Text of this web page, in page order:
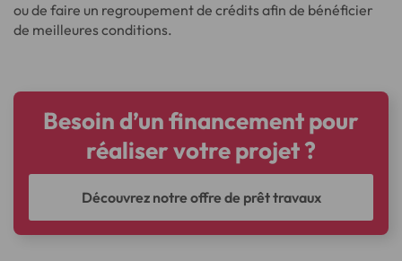
ou de faire un regroupement de crédits afin de bénéficier
de meilleures conditions.
Besoin d’un financement pour
réaliser votre projet ?
Découvrez notre offre de prêt travaux